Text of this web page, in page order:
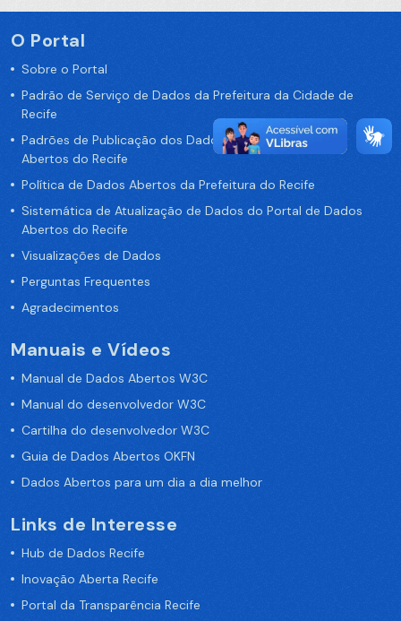
O Portal
Sobre o Portal
Padrão de Serviço de Dados da Prefeitura da Cidade de
Recife
Padrões de Publicação dos Dados no Portal de Dados
Abertos do Recife
Política de Dados Abertos da Prefeitura do Recife
Sistemática de Atualização de Dados do Portal de Dados
Abertos do Recife
Visualizações de Dados
Perguntas Frequentes
Agradecimentos
Manuais e Vídeos
Manual de Dados Abertos W3C
Manual do desenvolvedor W3C
Cartilha do desenvolvedor W3C
Guia de Dados Abertos OKFN
Dados Abertos para um dia a dia melhor
Links de Interesse
Hub de Dados Recife
Inovação Aberta Recife
Portal da Transparência Recife